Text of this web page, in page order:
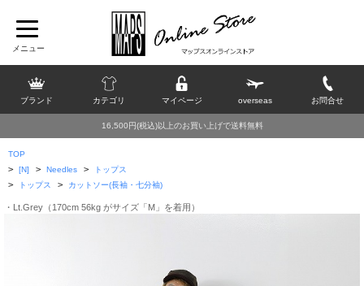
ブランド カテゴリ マイページ overseas お問合せ
16,500円(税込)以上のお買い上げで送料無料
TOP
> [N] > Needles > トップス
> トップス > カットソー(長袖・七分袖)
・Lt.Grey（170cm 56kg がサイズ「M」を着用）